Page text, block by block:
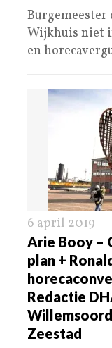
Burgemeester
Wijkhuis niet
en
6 april 2019
Arie Booy –
plan +
Redactie
Zeestad